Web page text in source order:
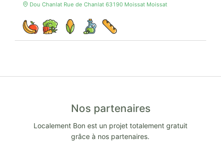
Dou Chanlat Rue de Chanlat 63190 Moissat Moissat
Nos partenaires
Localement Bon est un projet totalement gratuit
grâce à nos partenaires.